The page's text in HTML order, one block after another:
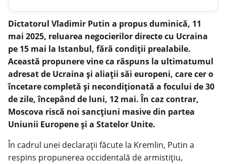
Dictatorul Vladimir Putin a propus duminică, 11
mai 2025, reluarea negocierilor directe cu Ucraina
pe 15 mai la Istanbul, fără condiții prealabile.
Această propunere vine ca răspuns la ultimatumul
adresat de Ucraina și aliații săi europeni, care cer o
încetare completă și necondiționată a focului de 30
de zile, începând de luni, 12 mai. În caz contrar,
Moscova riscă noi sancțiuni masive din partea
Uniunii Europene și a Statelor Unite.
În cadrul unei declarații făcute la Kremlin, Putin a
respins propunerea occidentală de armistițiu,